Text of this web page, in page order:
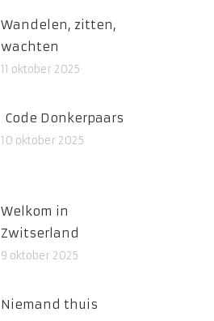
Wandelen, zitten,
wachten
11 oktober 2025
Code Donkerpaars
10 oktober 2025
Welkom in
Zwitserland
9 oktober 2025
Niemand thuis